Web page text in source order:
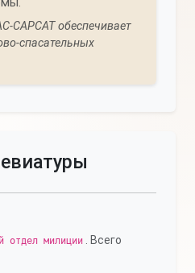
САРСАТ обеспечивает
спасательных
отдел милиции . Всего